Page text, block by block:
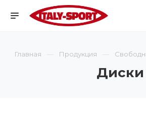
Главная Продукция
Диски